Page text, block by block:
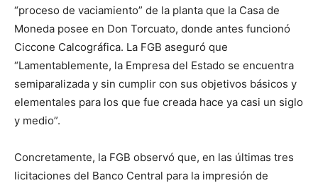
“proceso de vaciamiento” de la planta que la Casa de
Moneda posee en Don Torcuato, donde antes funcionó
Ciccone Calcográfica. La FGB aseguró que
“Lamentablemente, la Empresa del Estado se encuentra
semiparalizada y sin cumplir con sus objetivos básicos y
elementales para los que fue creada hace ya casi un siglo
y medio”.
Concretamente, la FGB observó que, en las últimas tres
licitaciones del Banco Central para la impresión de